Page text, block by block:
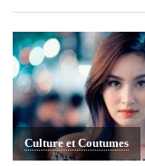
Culture et Coutumes